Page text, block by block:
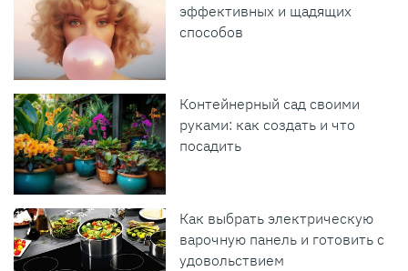
эффективных и щадящих
способов
Контейнерный сад своими
руками: как создать и что
посадить
Как выбрать электрическую
варочную панель и готовить с
удовольствием